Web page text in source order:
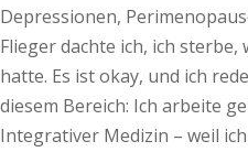
Depressionen,
Flieger dachte ich, ich
hatte. Es ist okay, und ich
diesem Bereich: Ich arbeite
Integrativer Medizin – weil